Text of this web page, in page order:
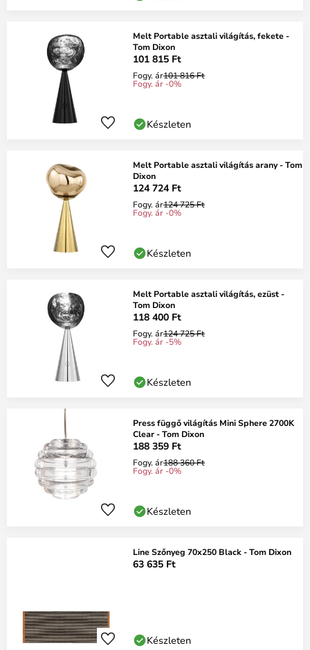
Melt Portable asztali világítás, fekete -
Tom Dixon
101 815 Ft
Fogy. ár101 816 Ft
Fogy. ár -0%
Készleten
Melt Portable asztali világítás arany - Tom
Dixon
124 724 Ft
Fogy. ár124 725 Ft
Fogy. ár -0%
Készleten
Melt Portable asztali világítás, ezüst -
Tom Dixon
118 400 Ft
Fogy. ár124 725 Ft
Fogy. ár -5%
Készleten
Press függő világítás Mini Sphere 2700K
Clear - Tom Dixon
188 359 Ft
Fogy. ár188 360 Ft
Fogy. ár -0%
Készleten
Line Szőnyeg 70x250 Black - Tom Dixon
63 635 Ft
Készleten